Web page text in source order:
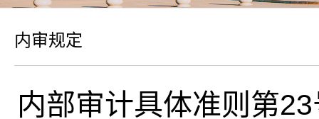
内审规定
内部审计具体准则第